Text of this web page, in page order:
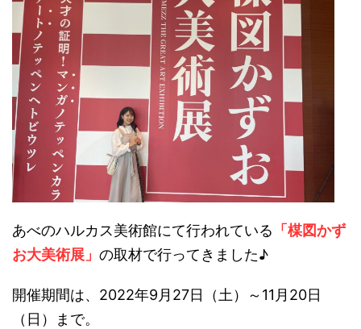
あべのハルカス美術館にて行われている 「楳図かず
お大美術展」 の取材で行ってきました♪
開催期間は、2022年9月27日（土）～11月20日
（日）まで。